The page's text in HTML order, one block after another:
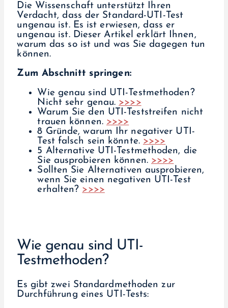
Die Wissenschaft unterstützt Ihren
Verdacht, dass der Standard-UTI-Test
ungenau ist. Es ist erwiesen, dass er
ungenau ist. Dieser Artikel erklärt Ihnen,
warum das so ist und was Sie dagegen tun
können.
Zum Abschnitt springen:
Wie genau sind UTI-Testmethoden?
Nicht sehr genau. >>>>
Warum Sie den UTI-Teststreifen nicht
trauen können. >>>>
8 Gründe, warum Ihr negativer UTI-
Test falsch sein könnte. >>>>
5 Alternative UTI-Testmethoden, die
Sie ausprobieren können. >>>>
Sollten Sie Alternativen ausprobieren,
wenn Sie einen negativen UTI-Test
erhalten? >>>>
Wie genau sind UTI-
Testmethoden?
Es gibt zwei Standardmethoden zur
Durchführung eines UTI-Tests: